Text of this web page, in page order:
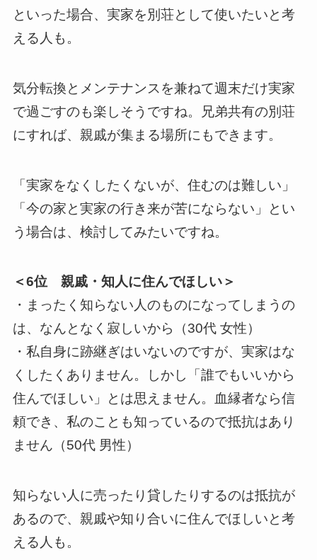
といった場合、実家を別荘として使いたいと考
える人も。
気分転換とメンテナンスを兼ねて週末だけ実家
で過ごすのも楽しそうですね。兄弟共有の別荘
にすれば、親戚が集まる場所にもできます。
「実家をなくしたくないが、住むのは難しい」
「今の家と実家の行き来が苦にならない」とい
う場合は、検討してみたいですね。
＜6位 親戚・知人に住んでほしい＞
・まったく知らない人のものになってしまうの
は、なんとなく寂しいから（30代 女性）
・私自身に跡継ぎはいないのですが、実家はな
くしたくありません。しかし「誰でもいいから
住んでほしい」とは思えません。血縁者なら信
頼でき、私のことも知っているので抵抗はあり
ません（50代 男性）
知らない人に売ったり貸したりするのは抵抗が
あるので、親戚や知り合いに住んでほしいと考
える人も。